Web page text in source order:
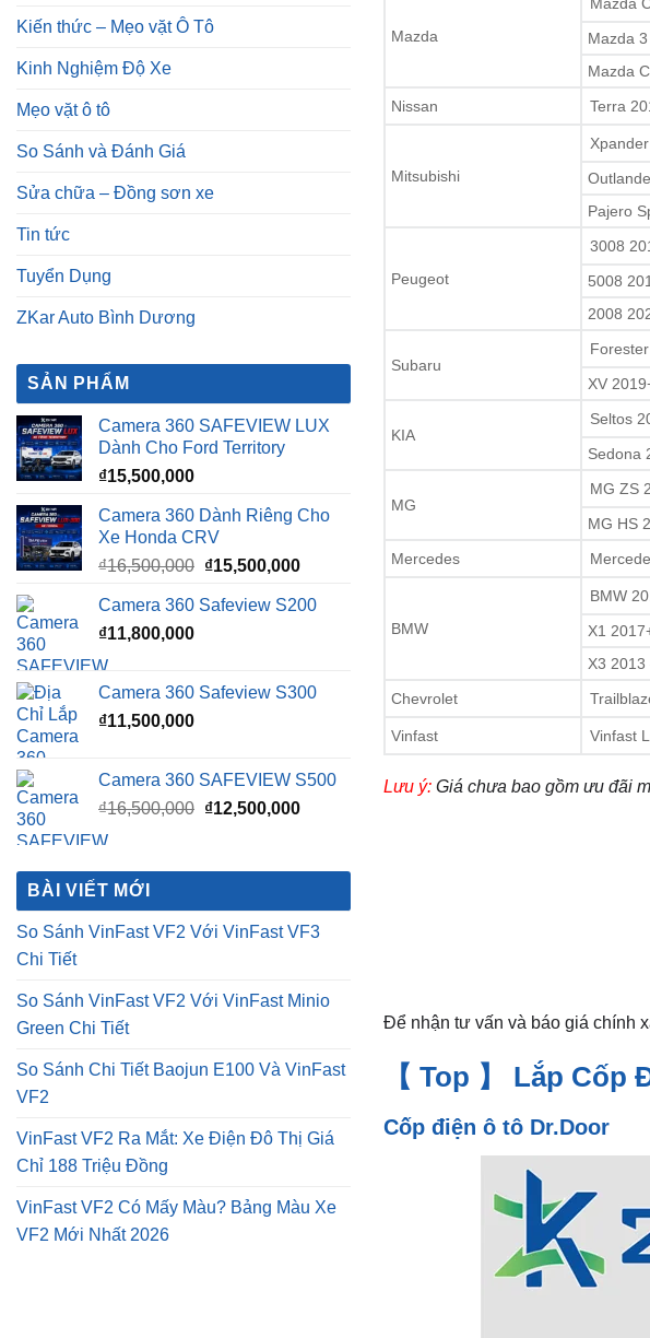
Kiến thức – Mẹo vặt Ô Tô
Kinh Nghiệm Độ Xe
Mẹo vặt ô tô
So Sánh và Đánh Giá
Sửa chữa – Đồng sơn xe
Tin tức
Tuyển Dụng
ZKar Auto Bình Dương
SẢN PHẨM
Camera 360 SAFEVIEW LUX
Dành Cho Ford Territory
₫15,500,000
Camera 360 Dành Riêng Cho
Xe Honda CRV
₫16,500,000 Giá
là:
₫15,500,000Giá
tại
Camera 360 Safeview S200
₫11,800,000
Camera 360 Safeview S300
₫11,500,000
Camera 360 SAFEVIEW S500
₫16,500,000 Giá
₫16,500,000.
₫12,500,000Giá
là:
BÀI VIẾT MỚI
So Sánh VinFast VF2 Với VinFast VF3
Chi Tiết
So Sánh VinFast VF2 Với VinFast Minio
Green Chi Tiết
So Sánh Chi Tiết Baojun E100 Và VinFast
VF2
VinFast VF2 Ra Mắt: Xe Điện Đô Thị Giá
Chỉ 188 Triệu Đồng
VinFast VF2 Có Mấy Màu? Bảng Màu Xe
VF2 Mới Nhất 2026
Mazda
Mazda
Mazda
Nissan
Terra
Mitsubishi
Pajero
Peugeot
3008
5008
2008
Subaru
XV
KIA
Seltos
Sedona
MG
MG ZS
MG HS
Mercedes
BMW
BMW
X1
X3 2013
Chevrolet
Vinfast Vinfast
Lưu ý: Giá chưa bao gồm ưu đãi
Để nhận tư vấn và báo giá chính
【 Top 】 Lắp
Cốp điện ô tô Dr.Door